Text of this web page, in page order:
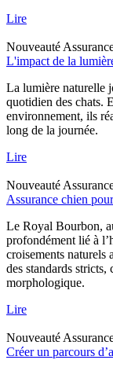
Lire
Nouveauté
L'impact de la
La lumière naturelle
quotidien des chats.
environnement, ils
long de la journée.
Lire
Nouveauté
Assurance chien
Le Royal Bourbon,
profondément lié à
croisements naturels
des standards
morphologique.
Lire
Nouveauté
Créer un parcours